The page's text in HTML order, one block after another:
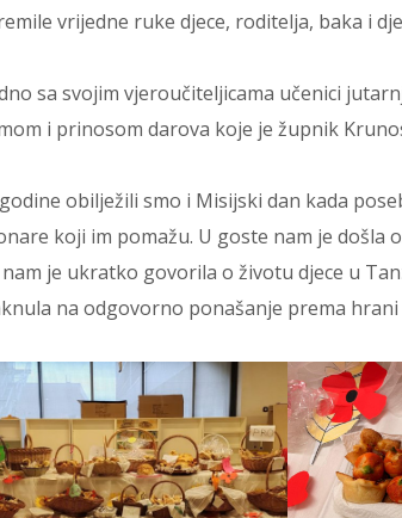
vrijedne ruke djece, roditelja, baka i
sa svojim vjeroučiteljicama učenici
i prinosom darova koje je župnik
obilježili smo i Misijski dan kada
koji im pomažu. U goste nam je došla
je ukratko govorila o životu djece u
na odgovorno ponašanje prema